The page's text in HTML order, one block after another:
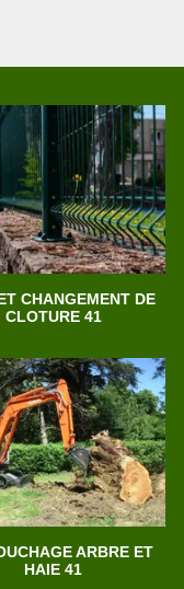
CHANGEMENT DE
CLOTURE 41
ARBRE ET
HAIE 41